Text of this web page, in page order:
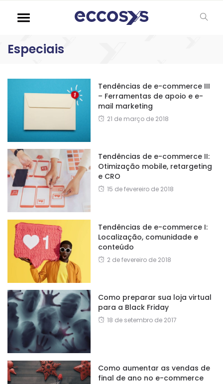
Especiais
Tendências de e-commerce III
– Ferramentas de apoio e e-
mail marketing
21 de março de 2018
Tendências de e-commerce II:
Otimização mobile, retargeting
e CRO
15 de fevereiro de 2018
Tendências de e-commerce I:
Localização, comunidade e
conteúdo
2 de fevereiro de 2018
Como preparar sua loja virtual
para a Black Friday
18 de setembro de 2017
Como aumentar as vendas de
final de ano no e-commerce